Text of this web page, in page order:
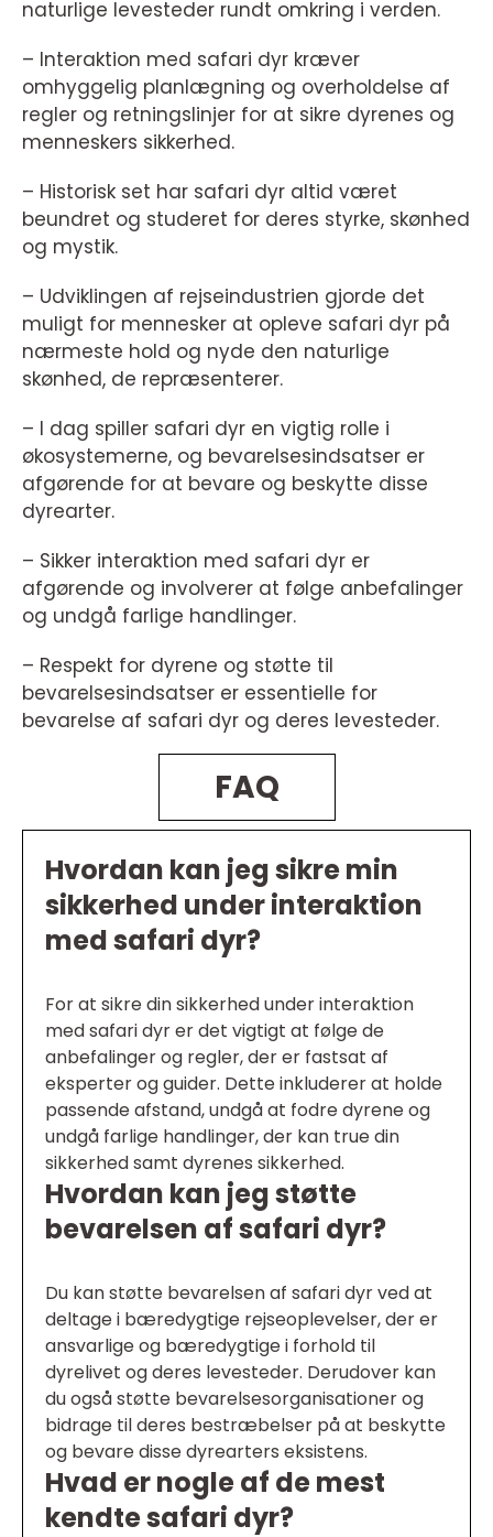
naturlige levesteder rundt omkring i verden.
– Interaktion med safari dyr kræver
omhyggelig planlægning og overholdelse af
regler og retningslinjer for at sikre dyrenes og
menneskers sikkerhed.
– Historisk set har safari dyr altid været
beundret og studeret for deres styrke, skønhed
og mystik.
– Udviklingen af rejseindustrien gjorde det
muligt for mennesker at opleve safari dyr på
nærmeste hold og nyde den naturlige
skønhed, de repræsenterer.
– I dag spiller safari dyr en vigtig rolle i
økosystemerne, og bevarelsesindsatser er
afgørende for at bevare og beskytte disse
dyrearter.
– Sikker interaktion med safari dyr er
afgørende og involverer at følge anbefalinger
og undgå farlige handlinger.
– Respekt for dyrene og støtte til
bevarelsesindsatser er essentielle for
bevarelse af safari dyr og deres levesteder.
FAQ
Hvordan kan jeg sikre min
sikkerhed under interaktion
med safari dyr?
For at sikre din sikkerhed under interaktion
med safari dyr er det vigtigt at følge de
anbefalinger og regler, der er fastsat af
eksperter og guider. Dette inkluderer at holde
passende afstand, undgå at fodre dyrene og
undgå farlige handlinger, der kan true din
sikkerhed samt dyrenes sikkerhed.
Hvordan kan jeg støtte
bevarelsen af safari dyr?
Du kan støtte bevarelsen af safari dyr ved at
deltage i bæredygtige rejseoplevelser, der er
ansvarlige og bæredygtige i forhold til
dyrelivet og deres levesteder. Derudover kan
du også støtte bevarelsesorganisationer og
bidrage til deres bestræbelser på at beskytte
og bevare disse dyrearters eksistens.
Hvad er nogle af de mest
kendte safari dyr?